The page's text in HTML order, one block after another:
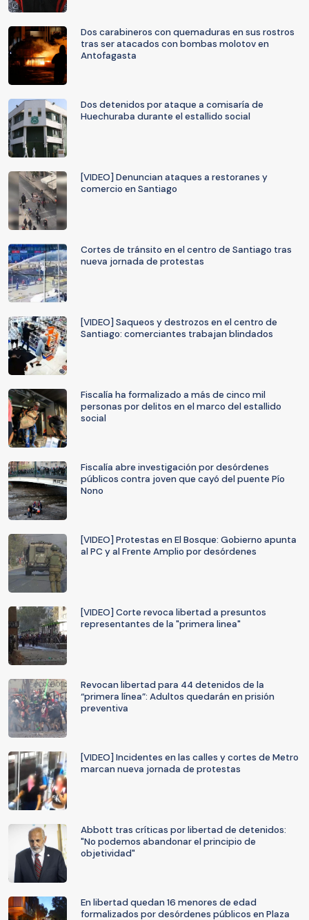
Dos carabineros con quemaduras en sus rostros
tras ser atacados con bombas molotov en
Antofagasta
Dos detenidos por ataque a comisaría de
Huechuraba durante el estallido social
[VIDEO] Denuncian ataques a restoranes y
comercio en Santiago
Cortes de tránsito en el centro de Santiago tras
nueva jornada de protestas
[VIDEO] Saqueos y destrozos en el centro de
Santiago: comerciantes trabajan blindados
Fiscalía ha formalizado a más de cinco mil
personas por delitos en el marco del estallido
social
Fiscalía abre investigación por desórdenes
públicos contra joven que cayó del puente Pío
Nono
[VIDEO] Protestas en El Bosque: Gobierno apunta
al PC y al Frente Amplio por desórdenes
[VIDEO] Corte revoca libertad a presuntos
representantes de la "primera linea"
Revocan libertad para 44 detenidos de la
“primera línea”: Adultos quedarán en prisión
preventiva
[VIDEO] Incidentes en las calles y cortes de Metro
marcan nueva jornada de protestas
Abbott tras críticas por libertad de detenidos:
"No podemos abandonar el principio de
objetividad"
En libertad quedan 16 menores de edad
formalizados por desórdenes públicos en Plaza